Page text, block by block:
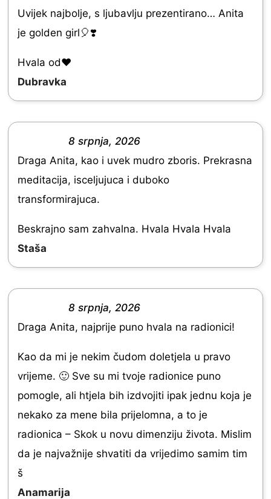
e
d
5
.
o
u
t
f
5
Uvijek najbolje, s ljubavlju prezentirano… Anita
je golden girl🎈❣️
Hvala od♥️
Dubravka
d
5
.
0
u
o
f
5
8 srpnja, 2026
Draga Anita, kao i uvek mudro zboris. Prekrasna
meditacija, isceljujuca i duboko
transformirajuca.
Beskrajno sam zahvalna. Hvala Hvala Hvala
Staša
t
e
d
5
.
0
u
8 srpnja, 2026
Draga Anita, najprije puno hvala na radionici!
Kao da mi je nekim čudom doletjela u pravo
vrijeme. 🙂 Sve su mi tvoje radionice puno
pomogle, ali htjela bih izdvojiti ipak jednu koja je
nekako za mene bila prijelomna, a to je
radionica – Skok u novu dimenziju života. Mislim
da je najvažnije shvatiti da vrijedimo samim tim
š
Anamarija